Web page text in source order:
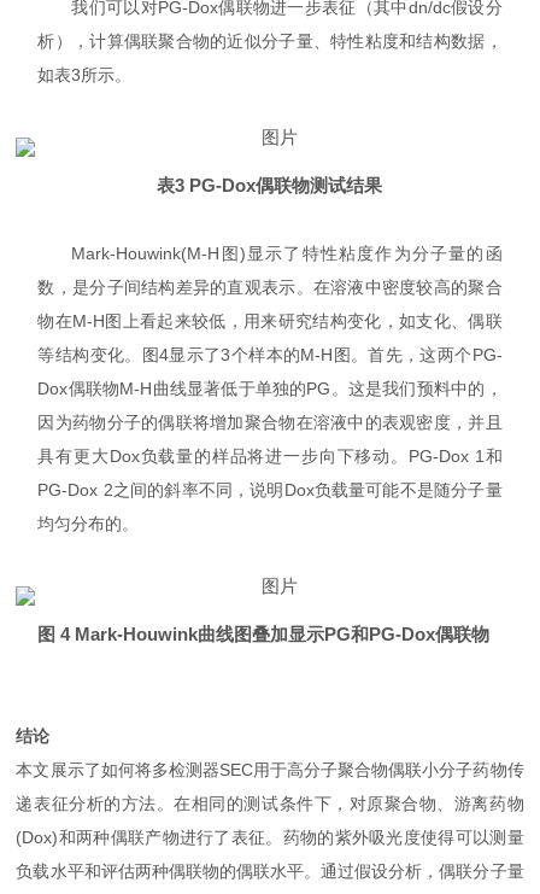
我们可以对PG-Dox偶联物进一步表征（其中dn/dc假设分
析），计算偶联聚合物的近似分子量、特性粘度和结构数据，
如表3所示。
表3 PG-Dox偶联物测试结果
Mark-Houwink(M-H图)显示了特性粘度作为分子量的函
数，是分子间结构差异的直观表示。在溶液中密度较高的聚合
物在M-H图上看起来较低，用来研究结构变化，如支化、偶联
等结构变化。图4显示了3个样本的M-H图。首先，这两个PG-
Dox偶联物M-H曲线显著低于单独的PG。这是我们预料中的，
因为药物分子的偶联将增加聚合物在溶液中的表观密度，并且
具有更大Dox负载量的样品将进一步向下移动。PG-Dox 1和
PG-Dox 2之间的斜率不同，说明Dox负载量可能不是随分子量
均匀分布的。
图 4 Mark-Houwink曲线图叠加显示PG和PG-Dox偶联物
结论
本文展示了如何将多检测器SEC用于高分子聚合物偶联小分子药物传
递表征分析的方法。在相同的测试条件下，对原聚合物、游离药物
(Dox)和两种偶联产物进行了表征。药物的紫外吸光度使得可以测量
负载水平和评估两种偶联物的偶联水平。通过假设分析，偶联分子量